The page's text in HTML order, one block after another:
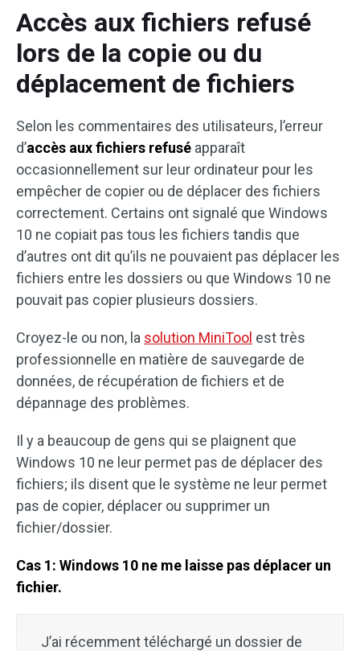
Accès aux fichiers refusé
lors de la copie ou du
déplacement de fichiers
Selon les commentaires des utilisateurs, l’erreur
d’accès aux fichiers refusé apparaît
occasionnellement sur leur ordinateur pour les
empêcher de copier ou de déplacer des fichiers
correctement. Certains ont signalé que Windows
10 ne copiait pas tous les fichiers tandis que
d’autres ont dit qu’ils ne pouvaient pas déplacer les
fichiers entre les dossiers ou que Windows 10 ne
pouvait pas copier plusieurs dossiers.
Croyez-le ou non, la solution MiniTool est très
professionnelle en matière de sauvegarde de
données, de récupération de fichiers et de
dépannage des problèmes.
Il y a beaucoup de gens qui se plaignent que
Windows 10 ne leur permet pas de déplacer des
fichiers; ils disent que le système ne leur permet
pas de copier, déplacer ou supprimer un
fichier/dossier.
Cas 1: Windows 10 ne me laisse pas déplacer un
fichier.
J’ai récemment téléchargé un dossier de